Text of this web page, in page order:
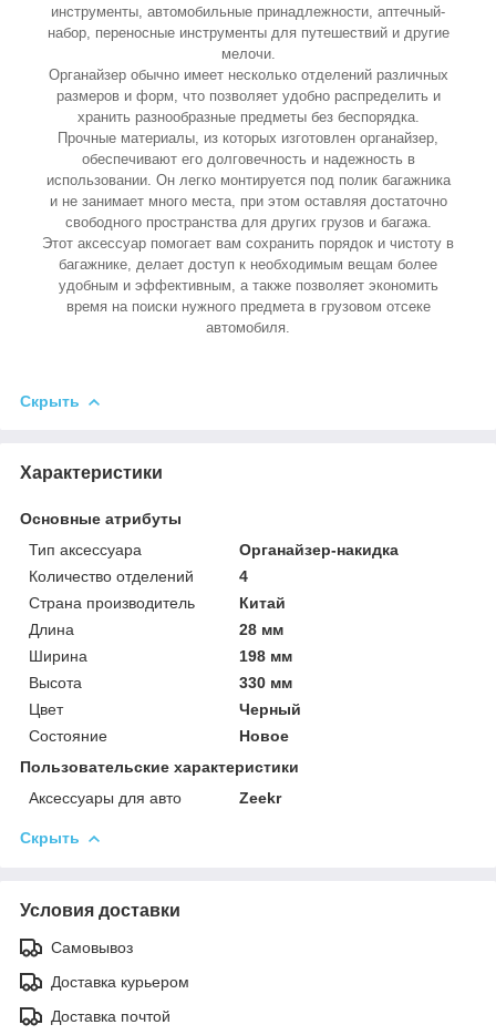
инструменты, автомобильные принадлежности, аптечный-
набор, переносные инструменты для путешествий и другие
мелочи.
Органайзер обычно имеет несколько отделений различных
размеров и форм, что позволяет удобно распределить и
хранить разнообразные предметы без беспорядка.
Прочные материалы, из которых изготовлен органайзер,
обеспечивают его долговечность и надежность в
использовании. Он легко монтируется под полик багажника
и не занимает много места, при этом оставляя достаточно
свободного пространства для других грузов и багажа.
Этот аксессуар помогает вам сохранить порядок и чистоту в
багажнике, делает доступ к необходимым вещам более
удобным и эффективным, а также позволяет экономить
время на поиски нужного предмета в грузовом отсеке
автомобиля.
Скрыть
Характеристики
Основные атрибуты
Тип аксессуара
Органайзер-накидка
Количество отделений
4
Страна производитель
Китай
Длина
28 мм
Ширина
198 мм
Высота
330 мм
Цвет
Черный
Состояние
Новое
Пользовательские характеристики
Аксессуары для авто
Zeekr
Скрыть
Условия доставки
Самовывоз
Доставка курьером
Доставка почтой